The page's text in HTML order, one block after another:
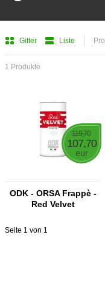
Gitter Liste
1 Produkte
119,70
107,70
eur
ODK - ORSA Frappè -
Red Velvet
Seite 1 von 1